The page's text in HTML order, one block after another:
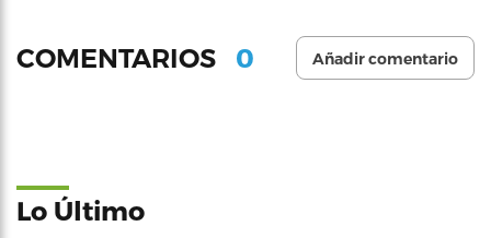
COMENTARIOS 0 Añadir comentario
Lo Último